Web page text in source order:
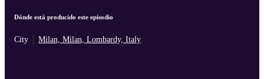
Dónde está producido este episodio
City Milan, Milan, Lombardy, Italy